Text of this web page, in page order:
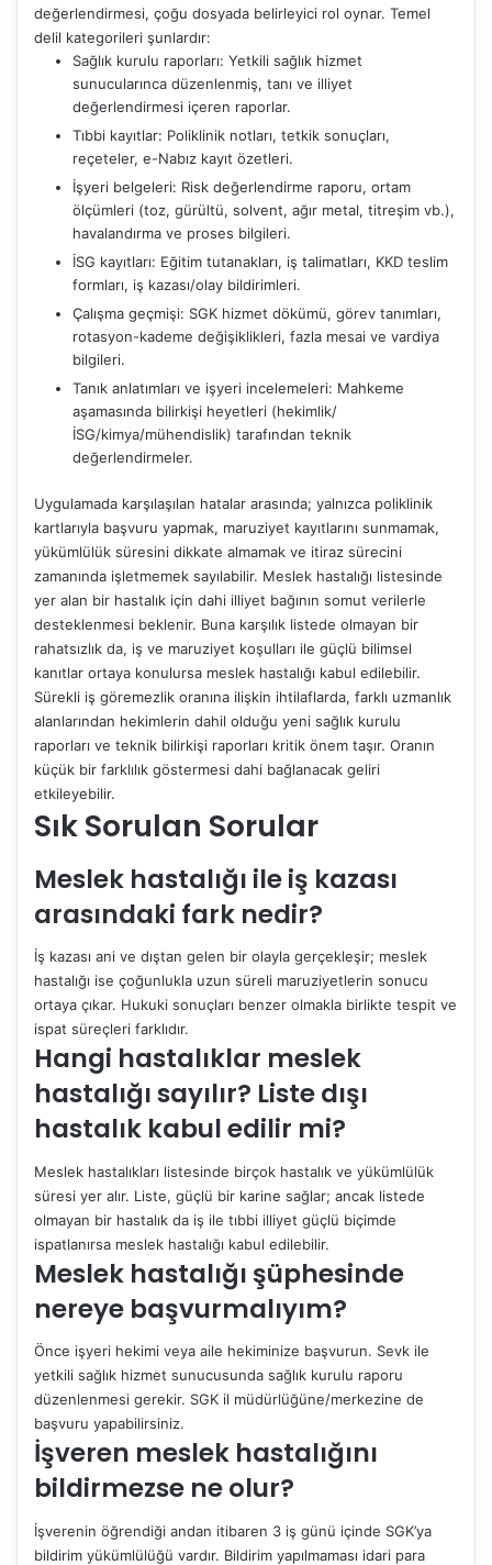
değerlendirmesi, çoğu dosyada belirleyici rol oynar. Temel
delil kategorileri şunlardır:
Sağlık kurulu raporları: Yetkili sağlık hizmet
sunucularınca düzenlenmiş, tanı ve illiyet
değerlendirmesi içeren raporlar.
Tıbbi kayıtlar: Poliklinik notları, tetkik sonuçları,
reçeteler, e-Nabız kayıt özetleri.
İşyeri belgeleri: Risk değerlendirme raporu, ortam
ölçümleri (toz, gürültü, solvent, ağır metal, titreşim vb.),
havalandırma ve proses bilgileri.
İSG kayıtları: Eğitim tutanakları, iş talimatları, KKD teslim
formları, iş kazası/olay bildirimleri.
Çalışma geçmişi: SGK hizmet dökümü, görev tanımları,
rotasyon-kademe değişiklikleri, fazla mesai ve vardiya
bilgileri.
Tanık anlatımları ve işyeri incelemeleri: Mahkeme
aşamasında bilirkişi heyetleri (hekimlik/
İSG/kimya/mühendislik) tarafından teknik
değerlendirmeler.
Uygulamada karşılaşılan hatalar arasında; yalnızca poliklinik
kartlarıyla başvuru yapmak, maruziyet kayıtlarını sunmamak,
yükümlülük süresini dikkate almamak ve itiraz sürecini
zamanında işletmemek sayılabilir. Meslek hastalığı listesinde
yer alan bir hastalık için dahi illiyet bağının somut verilerle
desteklenmesi beklenir. Buna karşılık listede olmayan bir
rahatsızlık da, iş ve maruziyet koşulları ile güçlü bilimsel
kanıtlar ortaya konulursa meslek hastalığı kabul edilebilir.
Sürekli iş göremezlik oranına ilişkin ihtilaflarda, farklı uzmanlık
alanlarından hekimlerin dahil olduğu yeni sağlık kurulu
raporları ve teknik bilirkişi raporları kritik önem taşır. Oranın
küçük bir farklılık göstermesi dahi bağlanacak geliri
etkileyebilir.
Sık Sorulan Sorular
Meslek hastalığı ile iş kazası
arasındaki fark nedir?
İş kazası ani ve dıştan gelen bir olayla gerçekleşir; meslek
hastalığı ise çoğunlukla uzun süreli maruziyetlerin sonucu
ortaya çıkar. Hukuki sonuçları benzer olmakla birlikte tespit ve
ispat süreçleri farklıdır.
Hangi hastalıklar meslek
hastalığı sayılır? Liste dışı
hastalık kabul edilir mi?
Meslek hastalıkları listesinde birçok hastalık ve yükümlülük
süresi yer alır. Liste, güçlü bir karine sağlar; ancak listede
olmayan bir hastalık da iş ile tıbbi illiyet güçlü biçimde
ispatlanırsa meslek hastalığı kabul edilebilir.
Meslek hastalığı şüphesinde
nereye başvurmalıyım?
Önce işyeri hekimi veya aile hekiminize başvurun. Sevk ile
yetkili sağlık hizmet sunucusunda sağlık kurulu raporu
düzenlenmesi gerekir. SGK il müdürlüğüne/merkezine de
başvuru yapabilirsiniz.
İşveren meslek hastalığını
bildirmezse ne olur?
İşverenin öğrendiği andan itibaren 3 iş günü içinde SGK’ya
bildirim yükümlülüğü vardır. Bildirim yapılmaması idari para